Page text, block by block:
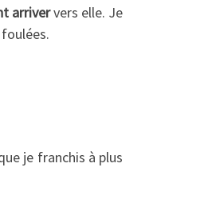
arriververs elle. Je
je franchis à plus